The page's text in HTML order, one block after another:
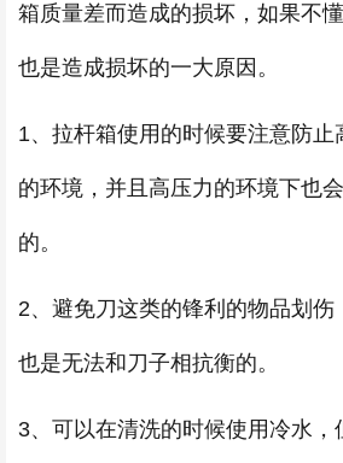
箱质量差而造成的损坏，如果不
也是造成损坏的一大原因。
1、拉杆箱使用的时候要注意防止
的环境，并且高压力的环境下也
的。
2、避免刀这类的锋利的物品划伤
也是无法和刀子相抗衡的。
3、可以在清洗的时候使用冷水，